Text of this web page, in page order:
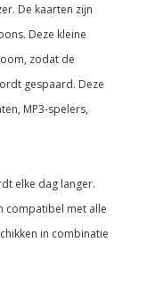
De kaarten zijn
Deze kleine
zodat de
gespaard. Deze
MP3-spelers,
elke dag langer.
compatibel met alle
in combinatie